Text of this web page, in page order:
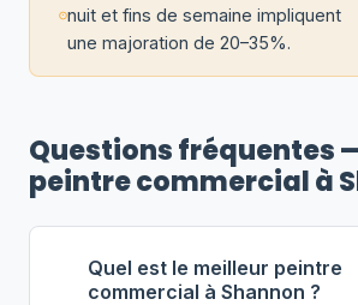
nuit et fins de semaine impliquent
une majoration de 20–35%.
Questions fréquentes
peintre commercial à
Quel est le meilleur peintre
commercial à Shannon ?